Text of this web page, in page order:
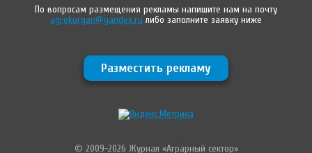
По вопросам размещения рекламы напишите нам на почту
agrokurgan@yandex.ru либо заполните заявку ниже
Разместить рекламу
© 2009-2026 Журнал «Аграрный сектор»